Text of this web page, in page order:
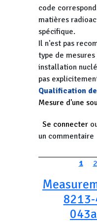
code
matières
spécifique.
Il n'est pas
type de
installation
pas
Qualification
Mesure d'une
Se connecter
un commentaire
Pagination
1 2